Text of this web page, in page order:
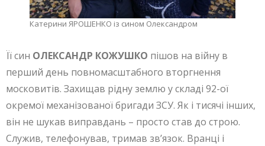
Катерини ЯРОШЕНКО із сином Олександром
Її син ОЛЕКСАНДР КОЖУШКО пішов на війну в
перший день повномасштабного вторгнення
московитів. Захищав рідну землю у складі 92-ої
окремої механізованої бригади ЗСУ. Як і тисячі інших,
він не шукав виправдань – просто став до строю.
Служив, телефонував, тримав зв’язок. Вранці і